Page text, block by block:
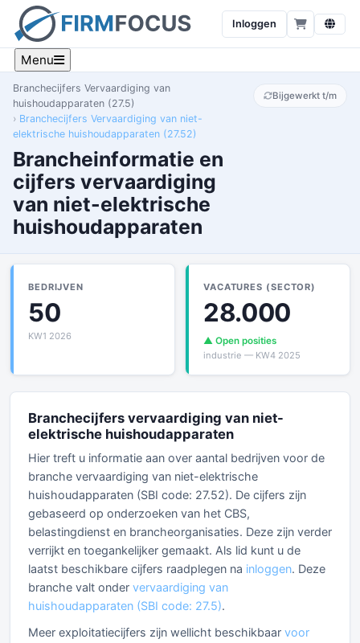
Inloggen
Menu
Branchecijfers Vervaardiging van
huishoudapparaten (27.5)
Branchecijfers Vervaardiging van niet-
elektrische huishoudapparaten (27.52)
Brancheinformatie en
cijfers vervaardiging
van niet-elektrische
huishoudapparaten
Bijgewerkt t/m
BEDRIJVEN
50
KW1 2026
VACATURES (SECTOR)
28.000
▲ Open posities
industrie — KW4 2025
Branchecijfers vervaardiging van niet-
elektrische huishoudapparaten
Hier treft u informatie aan over aantal bedrijven voor de
branche vervaardiging van niet-elektrische
huishoudapparaten (SBI code: 27.52). De cijfers zijn
gebaseerd op onderzoeken van het CBS,
belastingdienst en brancheorganisaties. Deze zijn verder
verrijkt en toegankelijker gemaakt. Als lid kunt u de
laatst beschikbare cijfers raadplegen na inloggen. Deze
branche valt onder vervaardiging van
huishoudapparaten (SBI code: 27.5).
Meer exploitatiecijfers zijn wellicht beschikbaar voor